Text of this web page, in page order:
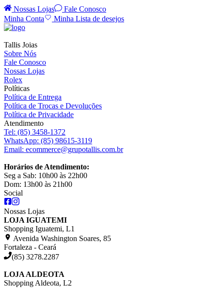
Nossas Lojas
Fale Conosco
Minha Conta
Minha Lista de desejos
Tallis Joias
Sobre Nós
Fale Conosco
Nossas Lojas
Rolex
Políticas
Política de Entrega
Política de Trocas e Devoluções
Política de Privacidade
Atendimento
Tel: (85) 3458-1372
WhatsApp: (85) 98615-3119
Email: ecommerce@grupotallis.com.br
Horários de Atendimento:
Seg a Sab: 10h00 às 22h00
Dom: 13h00 às 21h00
Social
Nossas Lojas
LOJA IGUATEMI
Shopping Iguatemi, L1
Avenida Washington Soares, 85
Fortaleza - Ceará
(85) 3278.2287
LOJA ALDEOTA
Shopping Aldeota, L2